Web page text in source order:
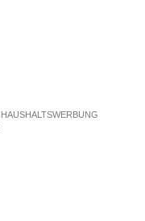
HAUSHALTSWERBUNG